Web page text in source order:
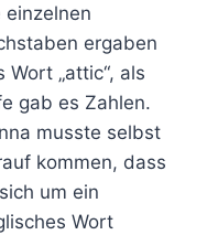
einzelnen
ergaben
Wort „attic“, als
gab es Zahlen.
musste selbst
kommen, dass
um ein
Wort